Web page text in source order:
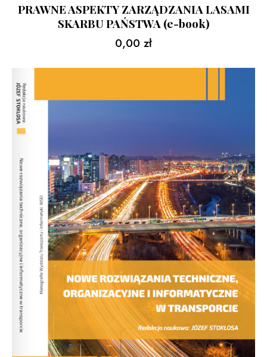
PRAWNE ASPEKTY ZARZĄDZANIA LASAMI
SKARBU PAŃSTWA (e-book)
0,00 zł